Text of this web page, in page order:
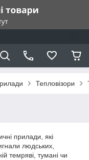
Тепловізори
прилади, які
людських,
темряві, тумані чи